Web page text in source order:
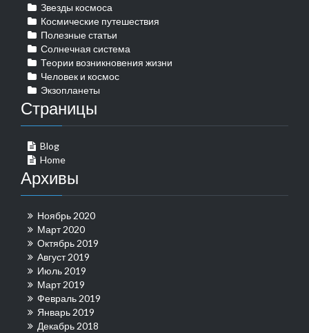
Звезды космоса
Космические путешествия
Полезные статьи
Солнечная система
Теории возникновения жизни
Человек и космос
Экзопланеты
Страницы
Blog
Home
Архивы
Ноябрь 2020
Март 2020
Октябрь 2019
Август 2019
Июль 2019
Март 2019
Февраль 2019
Январь 2019
Декабрь 2018